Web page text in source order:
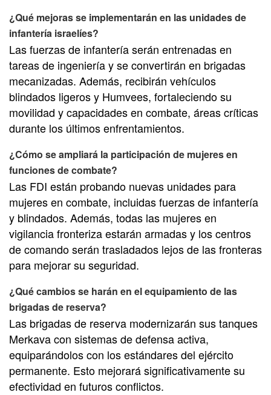
¿Qué mejoras se implementarán en las unidades de
infantería israelíes?
Las fuerzas de infantería serán entrenadas en
tareas de ingeniería y se convertirán en brigadas
mecanizadas. Además, recibirán vehículos
blindados ligeros y Humvees, fortaleciendo su
movilidad y capacidades en combate, áreas críticas
durante los últimos enfrentamientos.
¿Cómo se ampliará la participación de mujeres en
funciones de combate?
Las FDI están probando nuevas unidades para
mujeres en combate, incluidas fuerzas de infantería
y blindados. Además, todas las mujeres en
vigilancia fronteriza estarán armadas y los centros
de comando serán trasladados lejos de las fronteras
para mejorar su seguridad.
¿Qué cambios se harán en el equipamiento de las
brigadas de reserva?
Las brigadas de reserva modernizarán sus tanques
Merkava con sistemas de defensa activa,
equiparándolos con los estándares del ejército
permanente. Esto mejorará significativamente su
efectividad en futuros conflictos.